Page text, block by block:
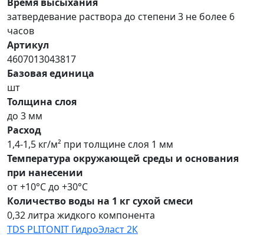
затвердевание раствора до степени 3 не более 6
часов
Артикул
4607013043817
Базовая единица
шт
Толщина слоя
до 3 мм
Расход
1,4-1,5 кг/м² при толщине слоя 1 мм
Температура окружающей среды и основания
при нанесении
от +10°С до +30°С
Количество воды на 1 кг сухой смеси
0,32 литра жидкого компонента
TDS PLITONIT ГидроЭласт 2К